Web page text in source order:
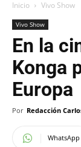
Inicio Vivo Show
Vivo Show
En la
Konga
Europa
Por Redacción
WhatsApp